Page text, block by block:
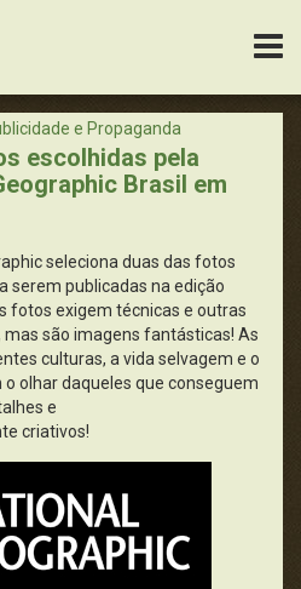
e Propaganda
escolhidas pela
Brasil em
seleciona duas das fotos
serem publicadas na edição
fotos exigem técnicas e outras
são imagens fantásticas! As
culturas, a vida selvagem e o
olhar daqueles que conseguem
e
criativos!